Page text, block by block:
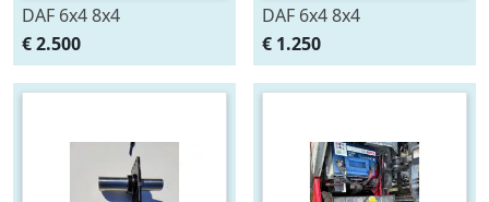
DAF 6x4 8x4
€ 2.500
DAF 6x4 8x4
€ 1.250